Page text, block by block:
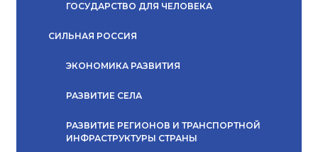
ГОСУДАРСТВО ДЛЯ ЧЕЛОВЕКА
СИЛЬНАЯ РОССИЯ
ЭКОНОМИКА РАЗВИТИЯ
РАЗВИТИЕ СЕЛА
РАЗВИТИЕ РЕГИОНОВ И ТРАНСПОРТНОЙ
ИНФРАСТРУКТУРЫ СТРАНЫ